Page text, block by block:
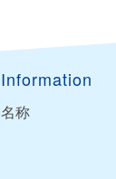
Information
名称